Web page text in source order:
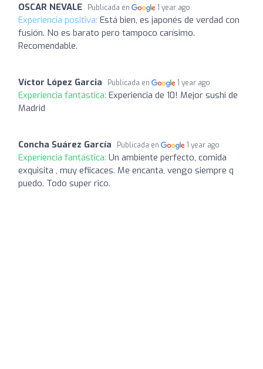
OSCAR NEVALE Publicada en 1 year ago
Experiencia positiva: Está bien, es japonés de verdad con
fusión. No es barato pero tampoco carísimo.
Recomendable.
Víctor López Garcia Publicada en 1 year ago
Experiencia fantástica: Experiencia de 10! Mejor sushi de
Madrid
Concha Suárez García Publicada en 1 year ago
Experiencia fantástica: Un ambiente perfecto, comida
exquisita , muy efiicaces. Me encanta, vengo siempre q
puedo. Todo super rico.